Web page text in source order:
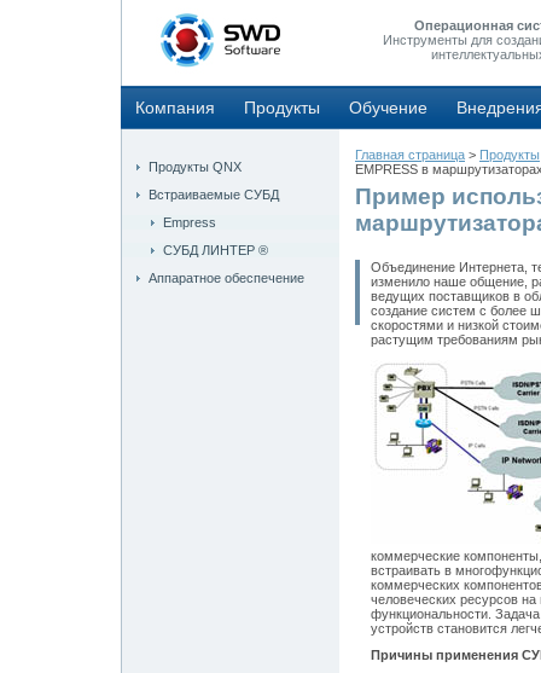
Операционная
Инструменты для
Компания Продукты Обучение
Продукты QNX
Встраиваемые СУБД
Empress
СУБД ЛИНТЕР ®
Аппаратное обеспечение
Главная страница > Продукты
EMPRESS в
Пример
Объединение Интернета,
изменило наше общение,
ведущих поставщиков в
создание систем с более
скоростями и низкой
растущим требованиям
коммерческие
встраивать в
коммерческих
человеческих ресурсов на
функциональности.
устройств становится
Причины применения